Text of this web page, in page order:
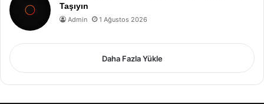
Taşıyın
Admin 1 Ağustos 2026
Daha Fazla Yükle